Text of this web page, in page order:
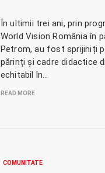
În ultimii trei ani, prin
World Vision România în
Petrom, au fost sprijiniți
părinți și cadre didactice
echitabil în…
READ MORE
COMUNITATE